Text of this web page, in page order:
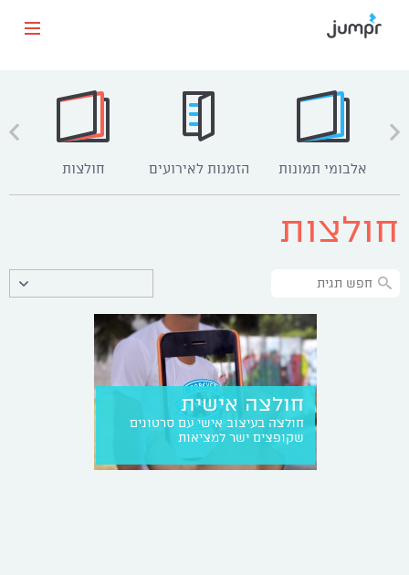
אלבומי תמונות הזמנות לאירועים חולצות
חולצות
חולצה אישית
חולצה בעיצוב אישי עם סרטונים
שקופצים ישר למציאות